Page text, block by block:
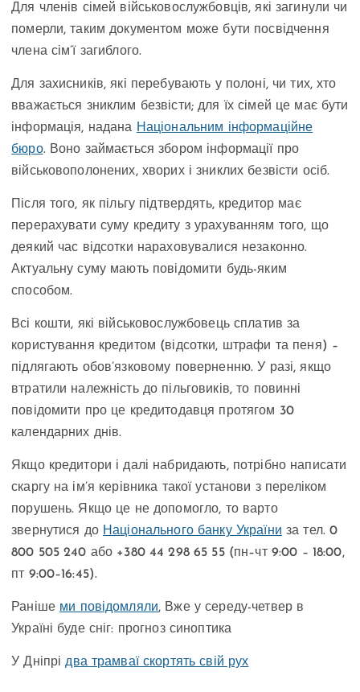
Для членів сімей військовослужбовців, які загинули чи
померли, таким документом може бути посвідчення
члена сім’ї загиблого.
Для захисників, які перебувають у полоні, чи тих, хто
вважається зниклим безвісти; для їх сімей це має бути
інформація, надана Національним інформаційне
бюро. Воно займається збором інформації про
військовополонених, хворих і зниклих безвісти осіб.
Після того, як пільгу підтвердять, кредитор має
перерахувати суму кредиту з урахуванням того, що
деякий час відсотки нараховувалися незаконно.
Актуальну суму мають повідомити будь-яким
способом.
Всі кошти, які військовослужбовець сплатив за
користування кредитом (відсотки, штрафи та пеня) –
підлягають обов’язковому поверненню. У разі, якщо
втратили належність до пільговиків, то повинні
повідомити про це кредитодавця протягом 30
календарних днів.
Якщо кредитори і далі набридають, потрібно написати
скаргу на ім’я керівника такої установи з переліком
порушень. Якщо це не допомогло, то варто
звернутися до Національного банку України за тел. 0
800 505 240 або +380 44 298 65 55 (пн–чт 9:00 – 18:00,
пт 9:00–16:45).
Раніше ми повідомляли, Вже у середу-четвер в
Україні буде сніг: прогноз синоптика
У Дніпрідва трамваї скортять свій рух